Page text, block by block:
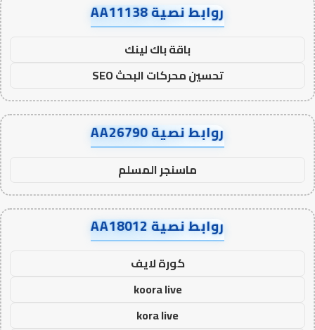
روابط نصية AA11138
باقة باك لينك
تحسين محركات البحث SEO
روابط نصية AA26790
ماسنجر المسلم
روابط نصية AA18012
كورة لايف
koora live
kora live